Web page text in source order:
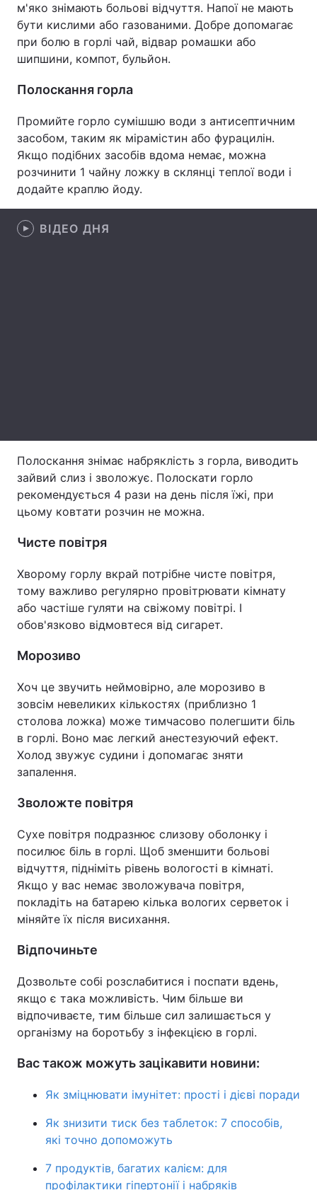
Думки
Архів Вакансії
м'яко знімають больові відчуття. Напої не мають
бути кислими або газованими. Добре допомагає
при болю в горлі чай, відвар ромашки або
шипшини, компот, бульйон.
Полоскання горла
Промийте горло сумішшю води з антисептичним
засобом, таким як мірамістин або фурацилін.
Якщо подібних засобів вдома немає, можна
розчинити 1 чайну ложку в склянці теплої води і
додайте краплю йоду.
ВІДЕО ДНЯ
Полоскання знімає набряклість з горла, виводить
зайвий слиз і зволожує. Полоскати горло
рекомендується 4 рази на день після їжі, при
цьому ковтати розчин не можна.
Чисте повітря
Хворому горлу вкрай потрібне чисте повітря,
тому важливо регулярно провітрювати кімнату
або частіше гуляти на свіжому повітрі. І
обов'язково відмовтеся від сигарет.
Морозиво
Хоч це звучить неймовірно, але морозиво в
зовсім невеликих кількостях (приблизно 1
столова ложка) може тимчасово полегшити біль
в горлі. Воно має легкий анестезуючий ефект.
Холод звужує судини і допомагає зняти
запалення.
Зволожте повітря
Сухе повітря подразнює слизову оболонку і
посилює біль в горлі. Щоб зменшити больові
відчуття, підніміть рівень вологості в кімнаті.
Якщо у вас немає зволожувача повітря,
покладіть на батарею кілька вологих серветок і
міняйте їх після висихання.
Відпочиньте
Дозвольте собі розслабитися і поспати вдень,
якщо є така можливість. Чим більше ви
відпочиваєте, тим більше сил залишається у
організму на боротьбу з інфекцією в горлі.
Вас також можуть зацікавити новини:
Як зміцнювати імунітет: прості і дієві поради
Як знизити тиск без таблеток: 7 способів,
які точно допоможуть
7 продуктів, багатих калієм: для
профілактики гіпертонії і набряків